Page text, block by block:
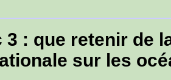
3 : que retenir de
sur les